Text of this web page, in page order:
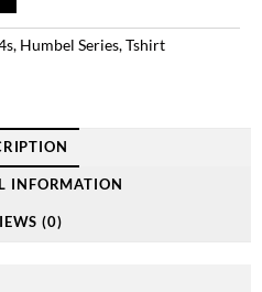
, Humbel Series,Tshirt
INFORMATION
(0)